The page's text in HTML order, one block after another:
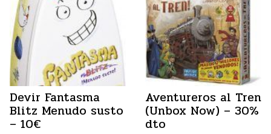
Devir Fantasma
Blitz Menudo susto
– 10€
Aventureros al Tren
(Unbox Now) – 30%
dto